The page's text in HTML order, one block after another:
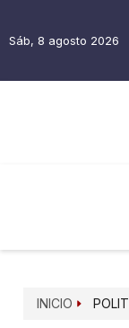
Sáb, 8 agosto 2026
INICIO